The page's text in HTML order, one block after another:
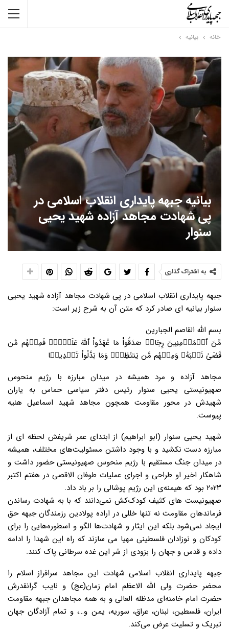
خانه بیانیه
بیانیه جبهه پایداری انقلاب اسلامی در
پی شهادت مجاهد آزاده شهید یحیی
سنوار
به اشتراک گذاری
جبهه پایداری انقلاب اسلامی در پی شهادت مجاهد آزاده شهید یحیی
سنوار بیانیه ای صادر کرد که متن آن به شرح زیر است:
بسم الله القاصم الجبارین
مِّنَ ٱلۡمُؤۡمِنِینَ رِجَالࣱ صَدَقُواْ مَا عَٰهَدُواْ ٱللَّهَ عَلَیۡهِۖ فَمِنۡهُم مَّن
قَضَىٰ نَحۡبَهُۥ وَمِنۡهُم مَّن یَنتَظِرُۖ وَمَا بَدَّلُواْ تَبۡدِیلࣰا
مجاهد آزاده و مرد همیشه در میدان مبارزه با رژیم منحوس
صهیونیستی یحیی سنوار رئیس دفتر سیاسی حماس به یاران
شهیدش در محور مقاومت همچون مجاهد شهید اسماعیل هنیه
پیوست.
شهید یحیی سنوار (ابو ابراهیم) از ابتدای عمر شریفش لحظه ای از
مبارزه دست نکشید و با وجود داشتن مسئولیت‌های مختلف، همیشه
در میدان جنگ مستقیم با رژیم منحوس صهیونیستی حضور داشت و
شاهکار اخیر او طراحی و اجرای عملیات طوفان الاقصی در هفتم اکتبر
۲۰۲۳ بود که هیمنه‌ی این رژیم پوشالی را بر باد داد.
صهیونیست های کثیف کودک‌کش نمی‌دانند که با به شهادت رساندن
فرماندهان مقاومت نه تنها خللی در اراده پولادین رزمندگان جبهه حق
ایجاد نمی‌شود بلکه این ایثار و شهادت‌ها الگو و اسطوره‌هایی را برای
کودکان و نوزادان فلسطینی مهیا می سازند که راه این شهدا را ادامه
داده و قدس و جهان را بزودی از شر این غده سرطانی پاک کنند.
جبهه پایداری انقلاب اسلامی شهادت این مجاهد سرافراز اسلام را
محضر حضرت ولی الله الاعظم امام زمان(عج) و نایب گرانقدرش
حضرت امام خامنه‌ای مدظله العالی و به همه مجاهدان جبهه مقاومت
ایران، فلسطین، لبنان، عراق، سوریه، یمن و…، و تمام آزادگان جهان
تبریک و تسلیت عرض می‌کند.